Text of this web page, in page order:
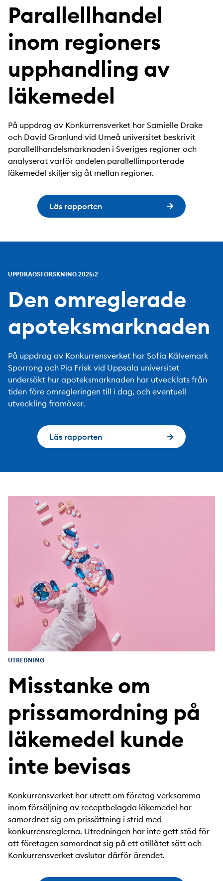
Parallellhandel
inom regioners
upphandling av
läkemedel
På uppdrag av Konkurrensverket har Samielle Drake
och David Granlund vid Umeå universitet beskrivit
parallellhandelsmarknaden i Sveriges regioner och
analyserat varför andelen parallellimporterade
läkemedel skiljer sig åt mellan regioner.
Läs rapporten
UPPDRAGSFORSKNING 2025:2
Den omreglerade
apoteksmarknaden
På uppdrag av Konkurrensverket har Sofia Kälvemark
Sporrong och Pia Frisk vid Uppsala universitet
undersökt hur apoteksmarknaden har utvecklats från
tiden före omregleringen till i dag, och eventuell
utveckling framöver.
Läs rapporten
UTREDNING
Misstanke om
prissamordning på
läkemedel kunde
inte bevisas
Konkurrensverket har utrett om företag verksamma
inom försäljning av receptbelagda läkemedel har
samordnat sig om prissättning i strid med
konkurrensreglerna. Utredningen har inte gett stöd för
att företagen samordnat sig på ett otillåtet sätt och
Konkurrensverket avslutar därför ärendet.